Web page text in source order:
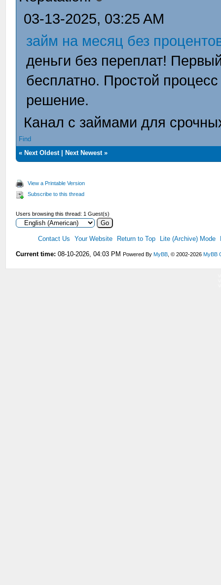
03-13-2025, 03:25 AM
займ на месяц без
деньги без переплат!
бесплатно. Простой
решение.
Канал с займами для
Find
« Next Oldest| Next Newest»
View a Printable Version
Subscribe to this thread
Users browsing this thread: 1 Guest(s)
Contact Us Your Website Return to Top Lite (Archive) Mode
Current time: 08-10-2026, 04:03 PM Powered By MyBB , © 2002-2026 MyBB